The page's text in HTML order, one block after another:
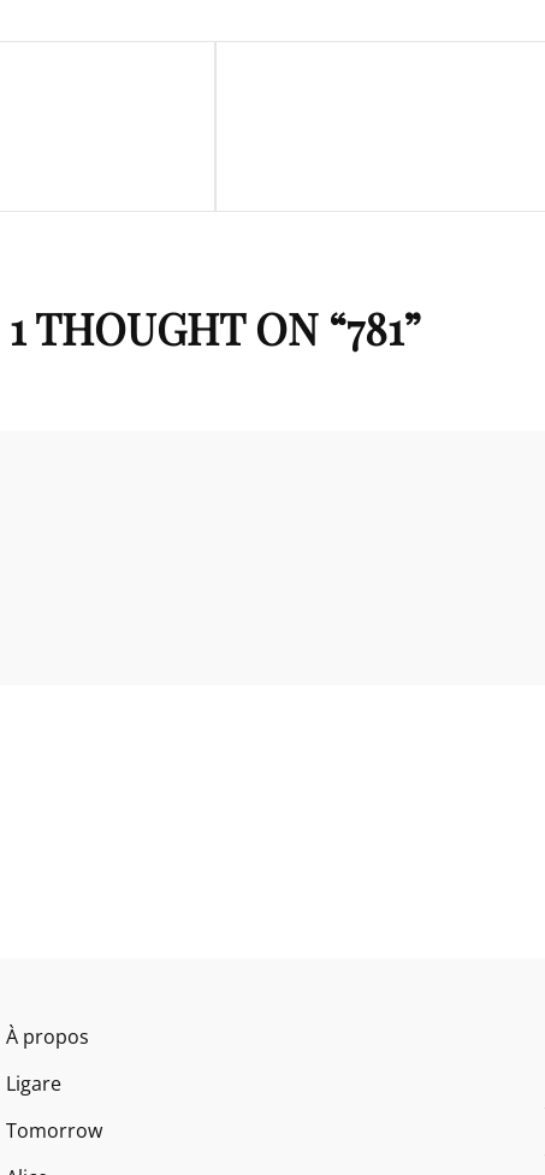
1 THOUGHT ON “781”
À propos
Ligare
Tomorrow